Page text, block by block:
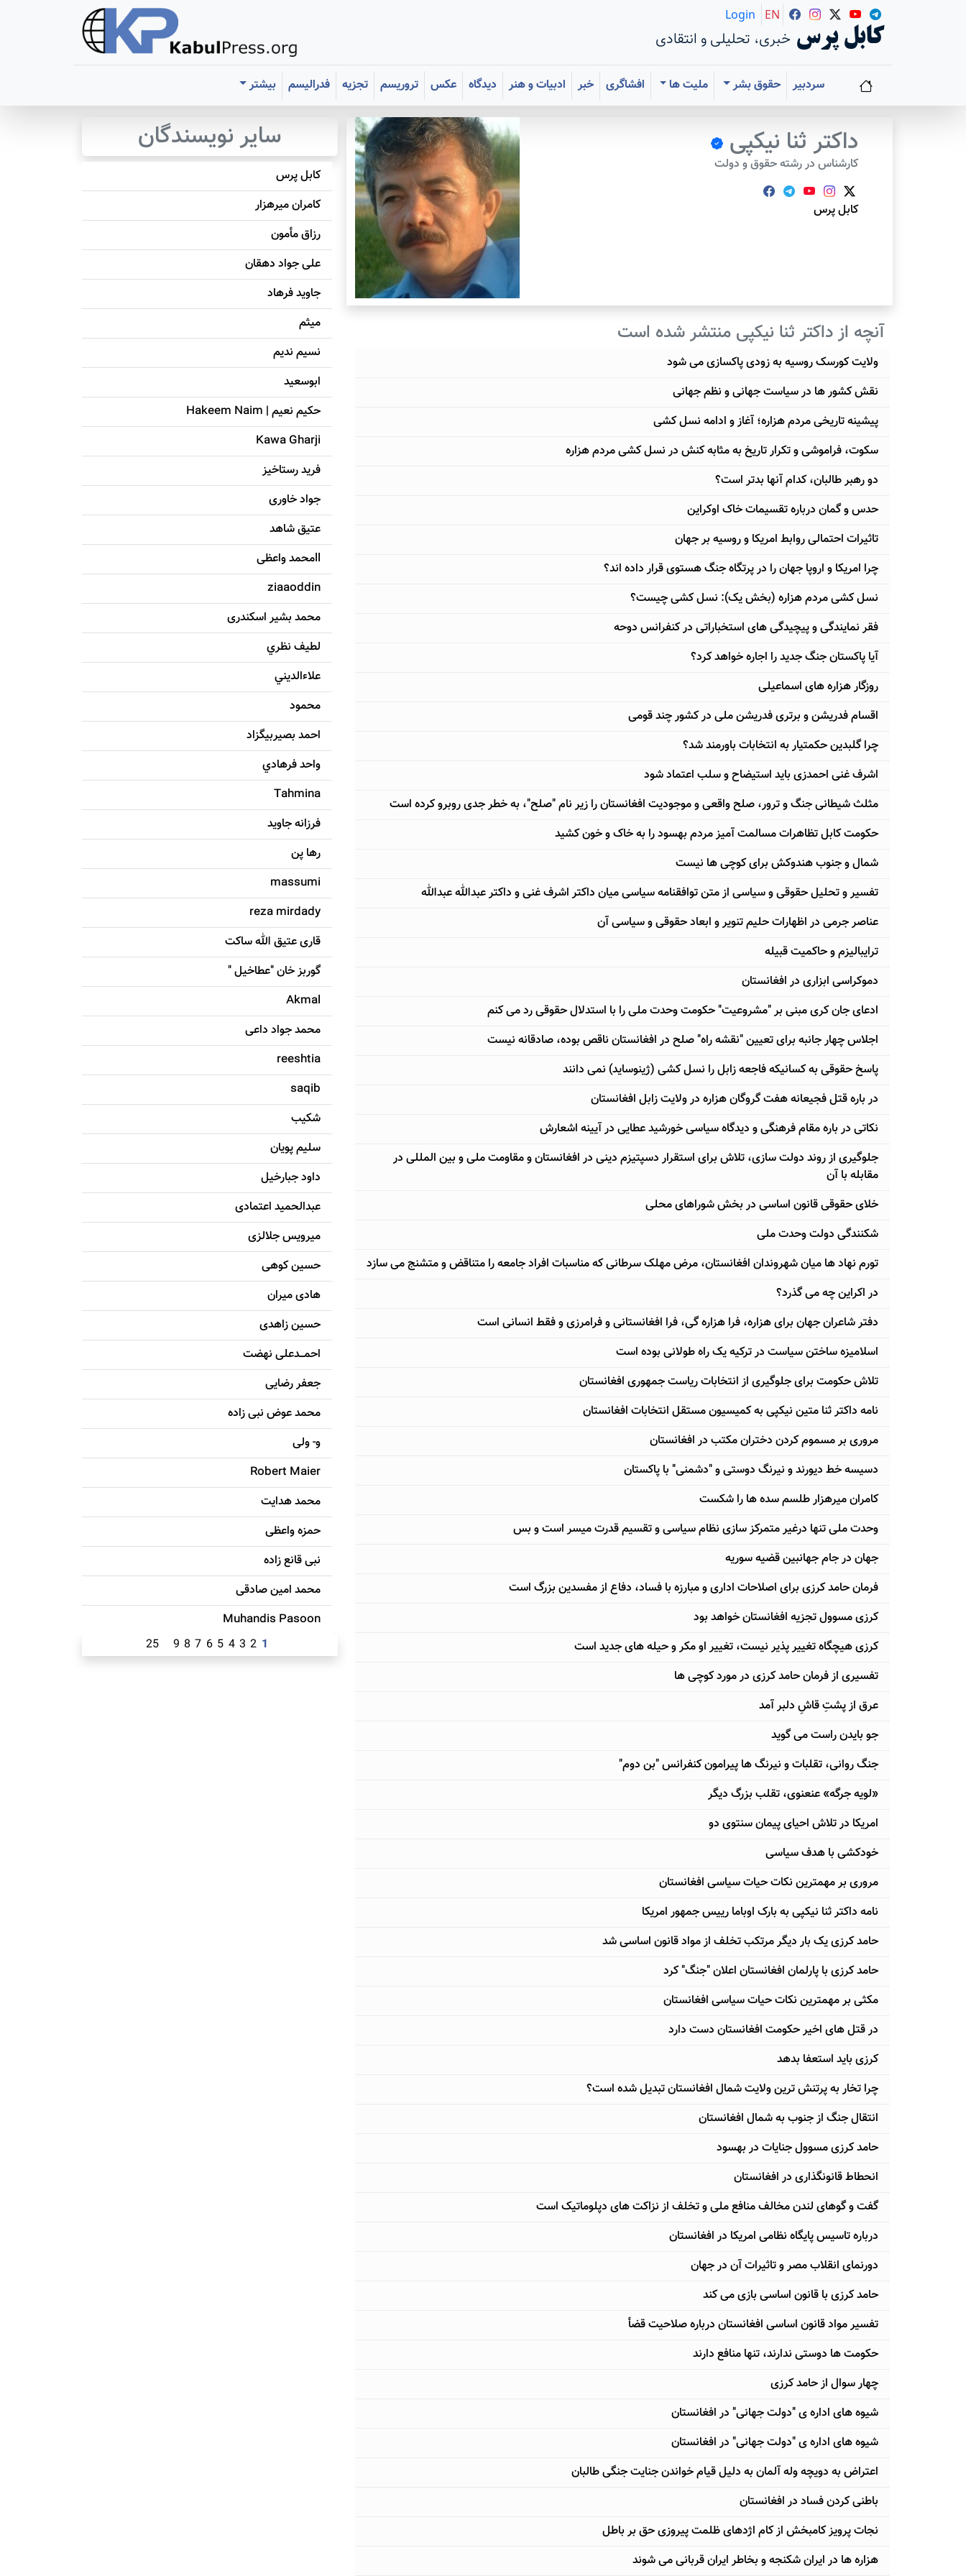
کابل پرس خبری، تحلیلی و انتقادی
Login EN
سردبیر حقوق بشر ملیت ها افشاگری خبر ادبیات و هنر دیدگاه عکس تروریسم تجزیه فدرالیسم بیشتر
داکتر ثنا نیکپی
کارشناس در رشته حقوق و دولت
کابل پرس
آنچه از داکتر ثنا نیکپی منتشر شده است
ولایت کورسک روسیه به زودی پاکسازی می شود
نقش کشور ها در سیاست جهانی و نظم جهانی
پيشينه تاريخی مردم هزاره؛ آغاز و ادامه نسل کشی
سکوت، فراموشی و تکرار تاريخ به مثابه کنش در نسل کشی مردم هزاره
دو رهبر طالبان، کدام آنها بدتر است؟
حدس و گمان درباره تقسیمات خاک اوکراین
تاثیرات احتمالی روابط امریکا و روسیه بر جهان
چرا امریکا و اروپا جهان را در پرتگاه جنگ هستوی قرار داده اند؟
نسل کشی مردم هزاره (بخش یک): نسل کشی چیست؟
فقر نمایندگی و پیچیدگی های استخباراتی در کنفرانس دوحه
آیا پاکستان جنگ جدید را اجاره خواهد کرد؟
روزگار هزاره های اسماعیلی
اقسام فدریشن و برتری فدریشن ملی در کشور چند قومی
چرا گلبدین حکمتیار به انتخابات باورمند شد؟
اشرف غنی احمدزی باید استیضاح و سلب اعتماد شود
مثلث شیطانی جنگ و ترور، صلح واقعی و موجودیت افغانستان را زیر نام "صلح"، به خطر جدی روبرو کرده است
حکومت کابل تظاهرات مسالمت آمیز مردم بهسود را به خاک و خون کشید
شمال و جنوب هندوکش برای کوچی ها نیست
تفسیر و تحلیل حقوقی و سیاسی از متن توافقنامه سیاسی میان داکتر اشرف غنی و داکتر عبدالله عبدالله
عناصر جرمی در اظهارات حلیم تنویر و ابعاد حقوقی و سیاسی آن
ترایبالیزم و حاکمیت قبیله
دموکراسی ابزاری در افغانستان
ادعای جان کری مبنی بر "مشروعیت" حکومت وحدت ملی را با استدلال حقوقی رد می کنم
اجلاس چهار جانبه برای تعیین "نقشه راه" صلح در افغانستان ناقص بوده، صادقانه نیست
پاسخ حقوقی به کسانیکه فاجعه زابل را نسل کشی (ژینوساید) نمی دانند
در باره قتل فجیعانه هفت گروگان هزاره در ولایت زابل افغانستان
نکاتی در باره مقام فرهنگی و دیدگاه سیاسی خورشید عطایی در آیینه اشعارش
جلوگیری از روند دولت سازی، تلاش برای استقرار دسپتیزم دینی در افغانستان و مقاومت ملی و بین المللی در
مقابله با آن
خلای حقوقی قانون اساسی در بخش شوراهای محلی
شکنندگی دولت وحدت ملی
تورم نهاد ها ميان شهروندان افغانستان، مرض مهلک سرطانی که مناسبات افراد جامعه را متناقض و متشنج می سازد
در اکراين چه می گذرد؟
دفتر شاعران جهان برای هزاره، فرا هزاره گی، فرا افغانستانی و فرامرزی و فقط انسانی است
اسلامیزه ساختن سیاست در ترکیه یک راه طولانی بوده است
تلاش حکومت برای جلوگیری از انتخابات ریاست جمهوری افغانستان
نامه داکتر ثنا متین نیکپی به کمیسیون مستقل انتخابات افغانستان
مروری بر مسموم کردن دختران مکتب در افغانستان
دسیسه خط دیورند و نیرنگ دوستی و "دشمنی" با پاکستان
کامران میرهزار طلسم سده ها را شکست
وحدت ملی تنها درغیر متمرکز سازی نظام سیاسی و تقسیم قدرت میسر است و بس
جهان در جام جهانبین قضیه سوریه
فرمان حامد کرزی برای اصلاحات اداری و مبارزه با فساد، دفاع از مفسدین بزرگ است
کرزی مسوول تجزیه افغانستان خواهد بود
کرزی هیچگاه تغییر پذیر نیست، تغییر او مکر و حیله های جدید است
تفسیری از فرمان حامد کرزی در مورد کوچی ها
عرق از پشتِ قاشِ دلبر آمد
جو بایدن راست می گوید
جنگ روانی، تقلبات و نیرنگ ها پیرامون کنفرانس "بن دوم"
«لویه جرگه» عنعنوی، تقلب بزرگ دیگر
امریکا در تلاش احیای پیمان سنتوی دو
خودکشی با هدف سیاسی
مروری بر مهمترین نکات حیات سیاسی افغانستان
نامه داکتر ثنا نیکپی به بارک اوباما رییس جمهور امریکا
حامد کرزی یک بار دیگر مرتکب تخلف از مواد قانون اساسی شد
حامد کرزی با پارلمان افغانستان اعلان "جنگ" کرد
مکثی بر مهمترین نکات حیات سیاسی افغانستان
در قتل های اخیر حکومت افغانستان دست دارد
کرزی باید استعفا بدهد
چرا تخار به پرتنش ترین ولایت شمال افغانستان تبدیل شده است؟
انتقال جنگ از جنوب به شمال افغانستان
حامد کرزی مسوول جنایات در بهسود
انحطاط قانونگذاری در افغانستان
گفت و گوهای لندن مخالف منافع ملی و تخلف از نزاکت های دپلوماتیک است
درباره تاسیس پایگاه نظامی امریکا در افغانستان
دورنمای انقلاب مصر و تاثیرات آن در جهان
حامد کرزی با قانون اساسی بازی می کند
تفسیر مواد قانون اساسی افغانستان درباره صلاحیت قضأ
حکومت ها دوستی ندارند، تنها منافع دارند
چهار سوال از حامد کرزی
شیوه های اداره ی "دولت جهانی" در افغانستان
شیوه های اداره ی "دولت جهانی" در افغانستان
اعتراض به دویچه وله آلمان به دلیل قیام خواندن جنایت جنگی طالبان
باطنی کردن فساد در افغانستان
نجات پرویز کامبخش از کام اژدهای ظلمت پیروزی حق بر باطل
هزاره ها در ایران شکنجه و بخاطر ایران قربانی می شوند
سایر نویسندگان
کابل پرس
کامران میرهزار
رزاق مأمون
علی جواد دهقان
جاويد فرهاد
میثم
نسیم ندیم
ابوسعيد
حکيم نعيم | Hakeem Naim
Kawa Gharji
فرید رستاخیز
جواد خاوری
عتیق شاهد
llمحمد واعظی
ziaaoddin
محمد بشیر اسکندری
لطيف نظري
علاءالديني
محمود
احمد بصيربيگزاد
واحد فرهادي
Tahmina
فرزانه جاويد
رها پن
massumi
reza mirdady
قاری عتیق الله ساکت
گوربز خان "عطاخیل "
Akmal
محمد جواد داعی
reeshtia
saqib
شکيب
سليم پویان
داود جبارخیل
عبدالحمید اعتمادی
میرویس جلالزی
حسين کوهی
هادی ميران
حسين زاهدی
احمـــدعلی نهضت
جعفر رضایی
محمد عوض نبی زاده
و- ولی
Robert Maier
محمد هدایت
حمزه واعظی
نبی قانع زاده
محمد امين صادقی
Muhandis Pasoon
1
2
3
4
5
6
7
8
9
25